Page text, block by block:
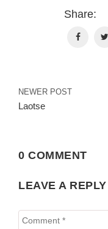
Share:
NEWER POST
Laotse
0 COMMENT
LEAVE A REPLY